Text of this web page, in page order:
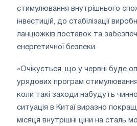
стимулювання внутрішнього
інвестицій, до стабілізації
ланцюжків поставок та
енергетичної безпеки.
«Очікується, що у червні буде
урядових програм
коли такі заходи набудуть
ситуація в Китаї виразно
місяця внутрішні ціни на сталь